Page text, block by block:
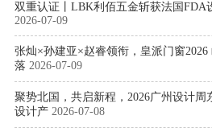
双重认证丨LBK利佰五金斩获法国FDA
2026-07-09
张灿×孙建亚×赵睿领衔，皇派门窗
落 2026-07-09
聚势北国，共启新程，2026广州设计
设计产 2026-07-08